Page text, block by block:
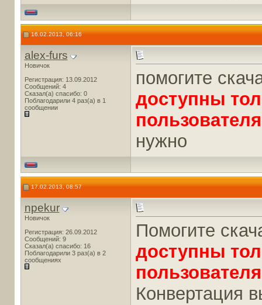
16.02.2013, 06:16
alex-furs
Новичок
Регистрация: 13.09.2012
Сообщений: 4
Сказал(а) спасибо: 0
Поблагодарили 4 раз(а) в 1
сообщении
помогите
доступны
нужно
17.02.2013, 08:57
npekur
Новичок
Регистрация: 26.09.2012
Сообщений: 9
Сказал(а) спасибо: 16
Поблагодарили 3 раз(а) в 2
сообщениях
Помогите
доступны
Конвертация